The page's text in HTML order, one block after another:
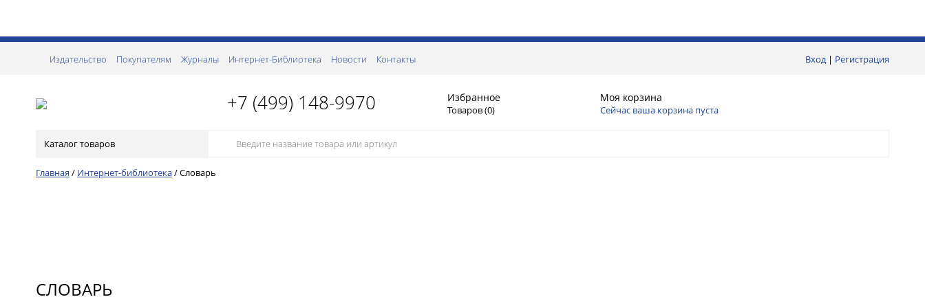
Вход| Регистрация
Издательство Покупателям Журналы Интернет-Библиотека Новости Контакты
+7 (499) 148-9970 Избранное
Товаров (0)
Моя корзина
Сейчас ваша корзина пуста
Каталог товаров
Главная / Интернет-библиотека/Словарь
СЛОВАРЬ